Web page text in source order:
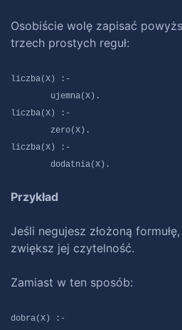
Osobiście wolę zapisać
trzech prostych reguł:
liczba(X) :-
ujemna(X).
liczba(X) :-
zero(X).
liczba(X) :-
dodatnia(X).
Przykład
Jeśli negujesz złożoną
zwiększ jej czytelność.
Zamiast w ten sposób:
dobra(X) :-